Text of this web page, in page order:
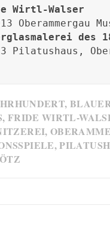
Wirtl-Walser
des
,
, FRIDE WIRTL-
,
,